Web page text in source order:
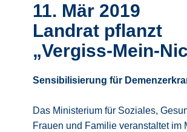
11. Mär 2019
Landrat pflanzt
„Vergiss-Mein-
Sensibilisierung für
Das Ministerium für Soziales,
Frauen und Familie veranstaltet im